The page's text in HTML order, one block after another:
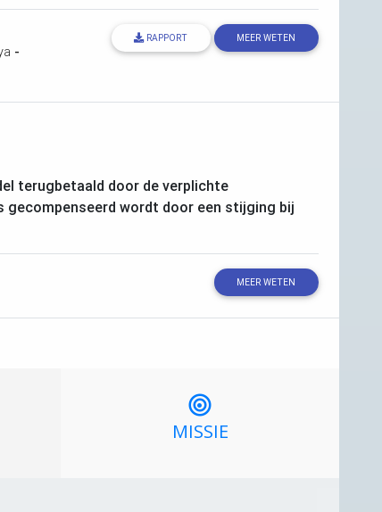
-
RAPPORT MEER WETEN
terugbetaald door de verplichte
gecompenseerd wordt door een stijging bij
MEER WETEN
MISSIE